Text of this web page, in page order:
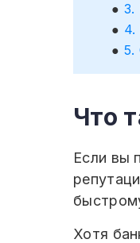
3.
5.
Что
Если вы
Хотя